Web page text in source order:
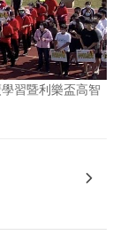
習暨利樂盃高智